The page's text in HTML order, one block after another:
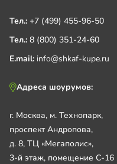
Тел.: +7 (499) 455-96-50
Тел.: 8 (800) 351-24-60
E.mail: info@shkaf-kupe.ru
Адреса шоурумов:
г. Москва, м. Технопарк,
проспект Андропова,
д. 8, ТЦ «Мегаполис»,
3-й этаж, помещение С-16